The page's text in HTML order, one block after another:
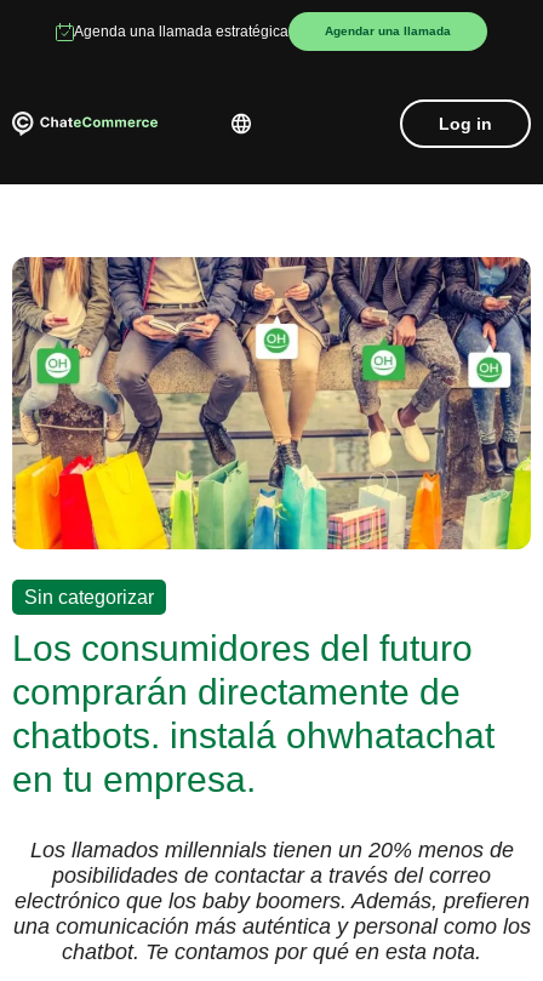
Agenda una llamada estratégica Agendar una llamada
Log in
Sin categorizar
Los consumidores del futuro
comprarán directamente de
chatbots. instalá ohwhatachat
en tu empresa.
Los llamados millennials tienen un 20% menos de
posibilidades de contactar a través del correo
electrónico que los baby boomers. Además, prefieren
una comunicación más auténtica y personal como los
chatbot. Te contamos por qué en esta nota.